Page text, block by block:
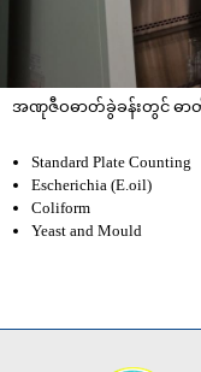
အဏုဇီဝဓာတ်ခွဲခန်းတွင် ဓာတ်
Standard Plate Counting
Escherichia (E.oil)
Coliform
Yeast and Mould